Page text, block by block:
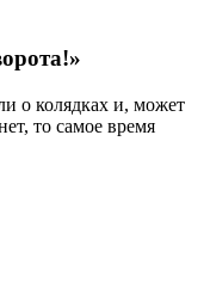
о колядках и, может
то самое время